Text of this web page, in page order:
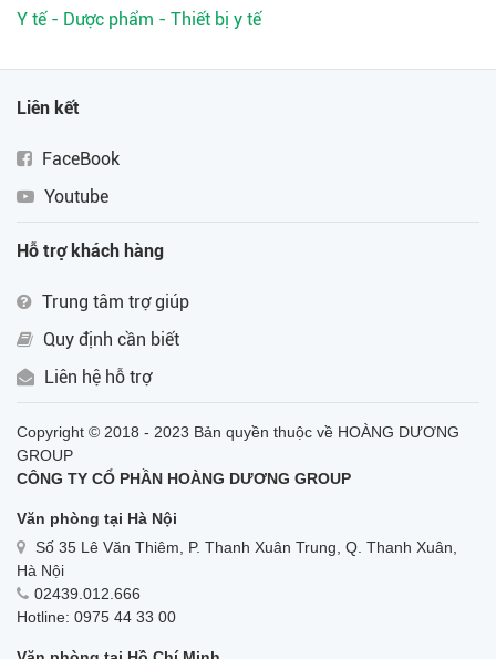
Y tế - Dược phẩm - Thiết bị y tế
Liên kết
FaceBook
Youtube
Hỗ trợ khách hàng
Trung tâm trợ giúp
Quy định cần biết
Liên hệ hỗ trợ
Copyright © 2018 - 2023 Bản quyền thuộc về HOÀNG DƯƠNG
GROUP
CÔNG TY CỔ PHẦN HOÀNG DƯƠNG GROUP
Văn phòng tại Hà Nội
Số 35 Lê Văn Thiêm, P. Thanh Xuân Trung, Q. Thanh Xuân,
Hà Nội
02439.012.666
Hotline: 0975 44 33 00